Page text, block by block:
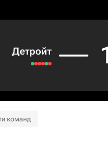
Детройт
команд